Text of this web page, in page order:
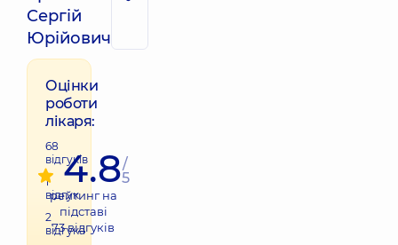
Сергій
Юрійович
Оцінки
роботи
лікаря:
68
відгуків
1
відгук
2
відгука
4.8/
5
рейтинг на
підставі
73відгуків